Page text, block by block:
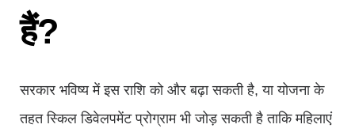
हैं?
सरकार भविष्य में इस राशि को और बढ़ा सकती है, या योजना के
तहत स्किल डिवेलपमेंट प्रोग्राम भी जोड़ सकती है ताकि महिलाएं